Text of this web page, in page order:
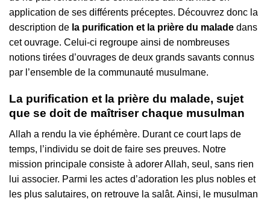
application de ses différents préceptes. Découvrez donc la
description de la purification et la prière du malade dans
cet ouvrage. Celui-ci regroupe ainsi de nombreuses
notions tirées d’ouvrages de deux grands savants connus
par l’ensemble de la communauté musulmane.
La purification et la prière du malade, sujet
que se doit de maîtriser chaque musulman
Allah a rendu la vie éphémère. Durant ce court laps de
temps, l’individu se doit de faire ses preuves. Notre
mission principale consiste à adorer Allah, seul, sans rien
lui associer. Parmi les actes d’adoration les plus nobles et
les plus salutaires, on retrouve la salât. Ainsi, le musulman